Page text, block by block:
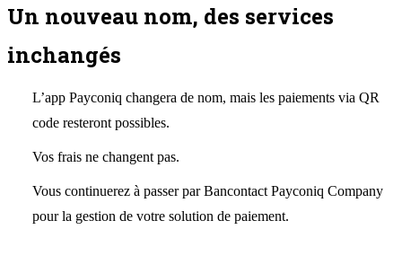
Un nouveau nom, des services
inchangés
L’app Payconiq changera de nom, mais les paiements via QR
code resteront possibles.
Vos frais ne changent pas.
Vous continuerez à passer par Bancontact Payconiq Company
pour la gestion de votre solution de paiement.